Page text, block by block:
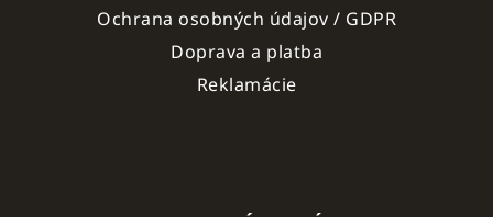
Ochrana osobných údajov / GDPR
Doprava a platba
Reklamácie